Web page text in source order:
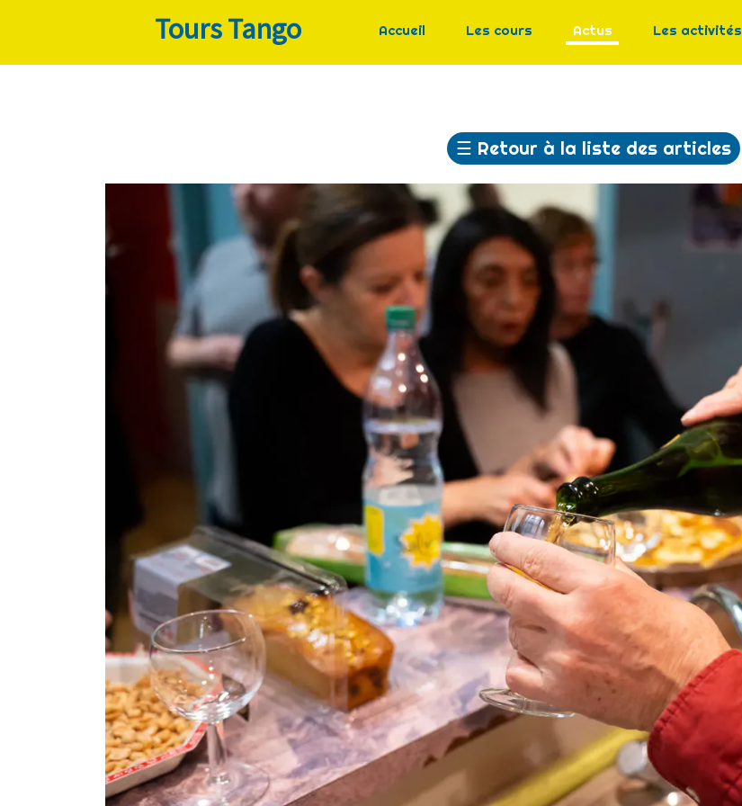
Tours Tango Accueil Les cours Actus Les activités
☰ Retour à la liste des articles